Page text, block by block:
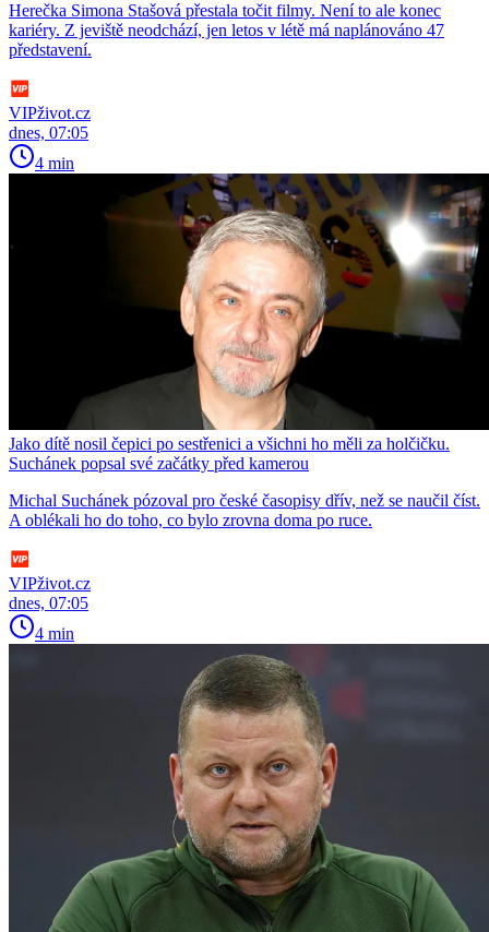
Herečka Simona Stašová přestala točit filmy. Není to ale konec
kariéry. Z jeviště neodchází, jen letos v létě má naplánováno 47
představení.
VIPživot.cz
dnes, 07:05
4 min
Jako dítě nosil čepici po sestřenici a všichni ho měli za holčičku.
Suchánek popsal své začátky před kamerou
Michal Suchánek pózoval pro české časopisy dřív, než se naučil číst.
A oblékali ho do toho, co bylo zrovna doma po ruce.
VIPživot.cz
dnes, 07:05
4 min